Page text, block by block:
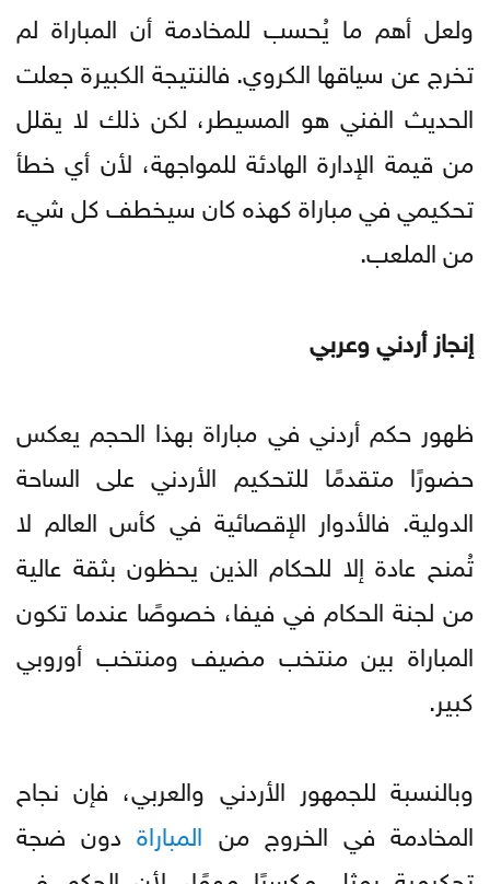
ولعل أهم ما يُحسب للمخادمة أن المباراة لم
تخرج عن سياقها الكروي. فالنتيجة الكبيرة جعلت
الحديث الفني هو المسيطر، لكن ذلك لا يقلل
من قيمة الإدارة الهادئة للمواجهة، لأن أي خطأ
تحكيمي في مباراة كهذه كان سيخطف كل شيء
من الملعب.
إنجاز أردني وعربي
ظهور حكم أردني في مباراة بهذا الحجم يعكس
حضورًا متقدمًا للتحكيم الأردني على الساحة
الدولية. فالأدوار الإقصائية في كأس العالم لا
تُمنح عادة إلا للحكام الذين يحظون بثقة عالية
من لجنة الحكام في فيفا، خصوصًا عندما تكون
المباراة بين منتخب مضيف ومنتخب أوروبي
كبير.
وبالنسبة للجمهور الأردني والعربي، فإن نجاح
المخادمة في الخروج من المباراةدون ضجة